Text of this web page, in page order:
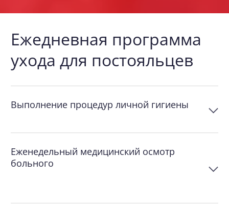
Ежедневная программа
ухода для постояльцев
Выполнение процедур личной гигиены
Еженедельный медицинский осмотр
больного